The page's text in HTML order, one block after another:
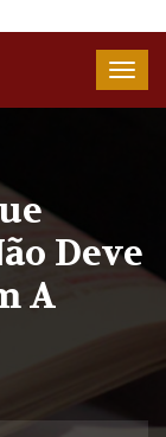
Deve
A